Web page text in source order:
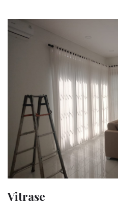
Vitrase